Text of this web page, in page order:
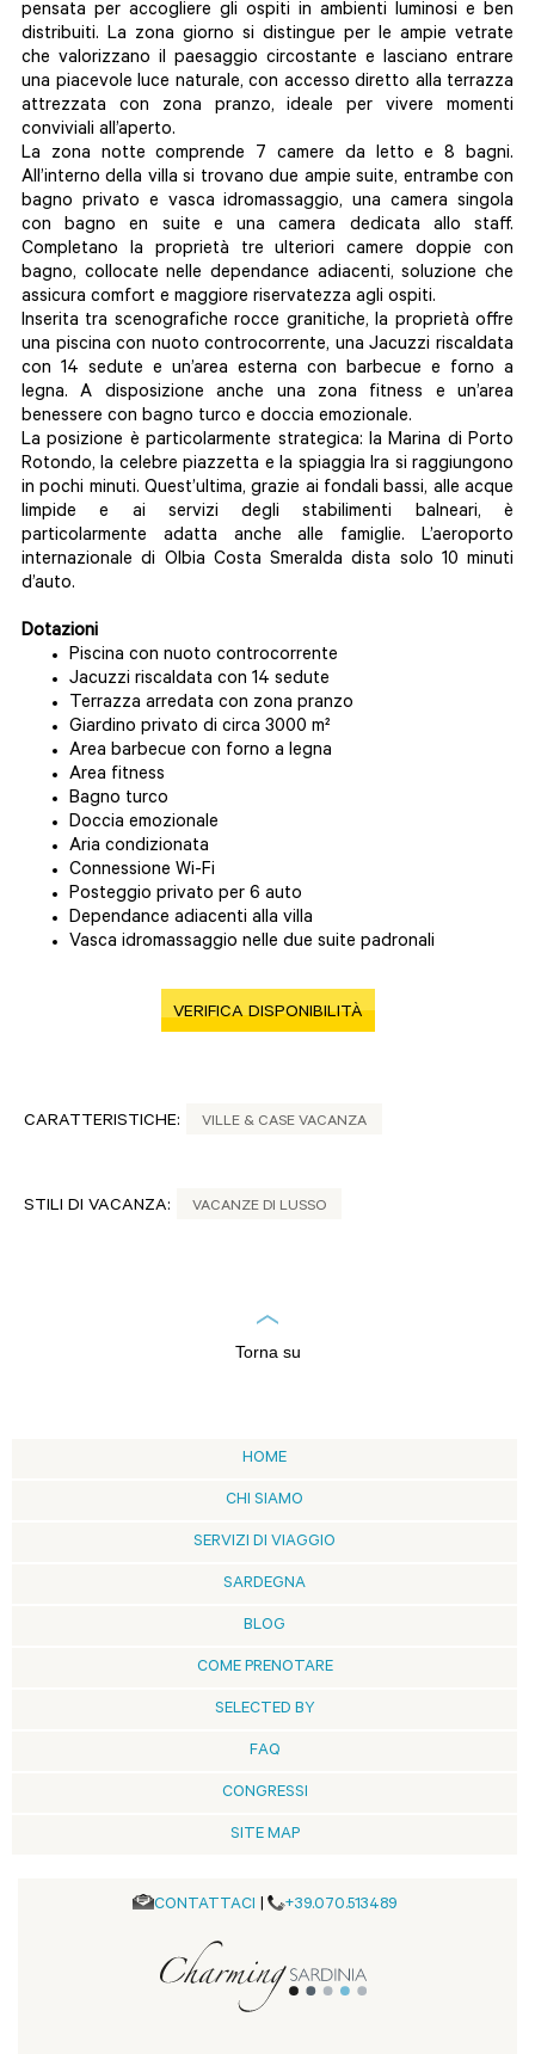
pensata per accogliere gli ospiti in ambienti luminosi e ben
distribuiti. La zona giorno si distingue per le ampie vetrate
che valorizzano il paesaggio circostante e lasciano entrare
una piacevole luce naturale, con accesso diretto alla terrazza
attrezzata con zona pranzo, ideale per vivere momenti
conviviali all’aperto.
La zona notte comprende 7 camere da letto e 8 bagni.
All’interno della villa si trovano due ampie suite, entrambe con
bagno privato e vasca idromassaggio, una camera singola
con bagno en suite e una camera dedicata allo staff.
Completano la proprietà tre ulteriori camere doppie con
bagno, collocate nelle dependance adiacenti, soluzione che
assicura comfort e maggiore riservatezza agli ospiti.
Inserita tra scenografiche rocce granitiche, la proprietà offre
una piscina con nuoto controcorrente, una Jacuzzi riscaldata
con 14 sedute e un’area esterna con barbecue e forno a
legna. A disposizione anche una zona fitness e un’area
benessere con bagno turco e doccia emozionale.
La posizione è particolarmente strategica: la Marina di Porto
Rotondo, la celebre piazzetta e la spiaggia Ira si raggiungono
in pochi minuti. Quest’ultima, grazie ai fondali bassi, alle acque
limpide e ai servizi degli stabilimenti balneari, è
particolarmente adatta anche alle famiglie. L’aeroporto
internazionale di Olbia Costa Smeralda dista solo 10 minuti
d’auto.
Dotazioni
Piscina con nuoto controcorrente
Jacuzzi riscaldata con 14 sedute
Terrazza arredata con zona pranzo
Giardino privato di circa 3000 m²
Area barbecue con forno a legna
Area fitness
Bagno turco
Doccia emozionale
Aria condizionata
Connessione Wi-Fi
Posteggio privato per 6 auto
Dependance adiacenti alla villa
Vasca idromassaggio nelle due suite padronali
VERIFICA DISPONIBILITÀ
CARATTERISTICHE: VILLE & CASE VACANZA
STILI DI VACANZA: VACANZE DI LUSSO
Torna su
HOME
CHI SIAMO
SERVIZI DI VIAGGIO
SARDEGNA
BLOG
COME PRENOTARE
SELECTED BY
FAQ
CONGRESSI
SITE MAP
CONTATTACI | +39.070.513489